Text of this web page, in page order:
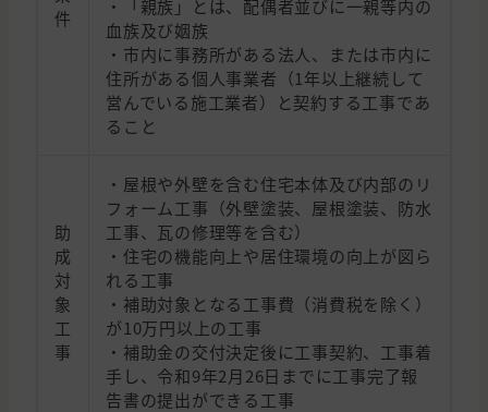
件
・「親族」とは、配偶者並びに一親等内の
血族及び姻族
・市内に事務所がある法人、または市内に
住所がある個人事業者（1年以上継続して
営んでいる施工業者）と契約する工事であ
ること
助
成
対
象
工
事
・屋根や外壁を含む住宅本体及び内部のリ
フォーム工事（外壁塗装、屋根塗装、防水
工事、瓦の修理等を含む）
・住宅の機能向上や居住環境の向上が図ら
れる工事
・補助対象となる工事費（消費税を除く）
が10万円以上の工事
・補助金の交付決定後に工事契約、工事着
手し、令和9年2月26日までに工事完了報
告書の提出ができる工事